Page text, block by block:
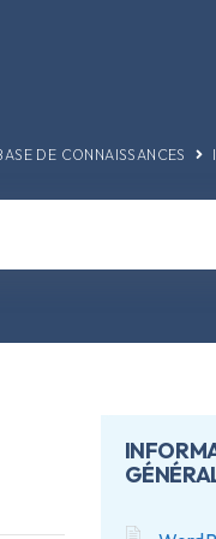
DE CONNAISSANCES